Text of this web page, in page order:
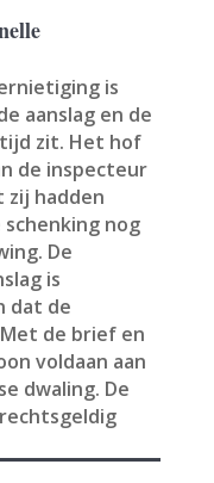
is
aanslag en de
zit. Het hof
de inspecteur
hadden
schenking nog
De
is
dat de
de brief en
voldaan aan
dwaling. De